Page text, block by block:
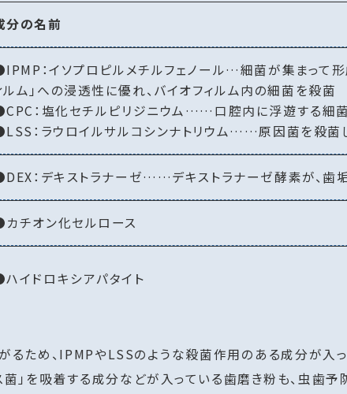
分の名前
：イソプロピルメチルフェノール…細菌が集まって形
ルム」への浸透性に優れ、バイオフィルム内の細菌を殺菌
：塩化セチルピリジニウム……口腔内に浮遊する細
：ラウロイルサルコシンナトリウム……原因菌を殺菌
：デキストラナーゼ……デキストラナーゼ酵素が、歯
チオン化セルロース
イドロキシアパタイト
ため、IPMPやLSSのような殺菌作用のある成分が入
」を吸着する成分などが入っている歯磨き粉も、虫歯予